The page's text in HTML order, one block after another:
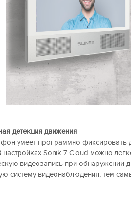
детекция движения
умеет программно фиксировать
настройках Sonik 7 Cloud можно
видеозапись при обнаружении
систему видеонаблюдения, тем